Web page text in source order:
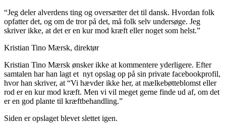
“Jeg deler alverdens ting og oversætter det til dansk. Hvordan folk
opfatter det, og om de tror på det, må folk selv undersøge. Jeg
skriver ikke, at det er en kur mod kræft eller noget som helst.”
Kristian Tino Mærsk, direktør
Kristian Tino Mærsk ønsker ikke at kommentere yderligere. Efter
samtalen har han lagt et nyt opslag op på sin private facebookprofil,
hvor han skriver, at “Vi hævder ikke her, at mælkebøtteblomst eller
rod er en kur mod kræft. Men vi vil meget gerne finde ud af, om det
er en god plante til kræftbehandling.”
Siden er opslaget blevet slettet igen.